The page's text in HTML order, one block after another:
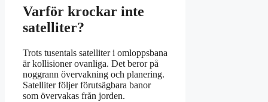
Varför krockar inte
satelliter?
Trots tusentals satelliter i omloppsbana
är kollisioner ovanliga. Det beror på
noggrann övervakning och planering.
Satelliter följer förutsägbara banor
som övervakas från jorden.